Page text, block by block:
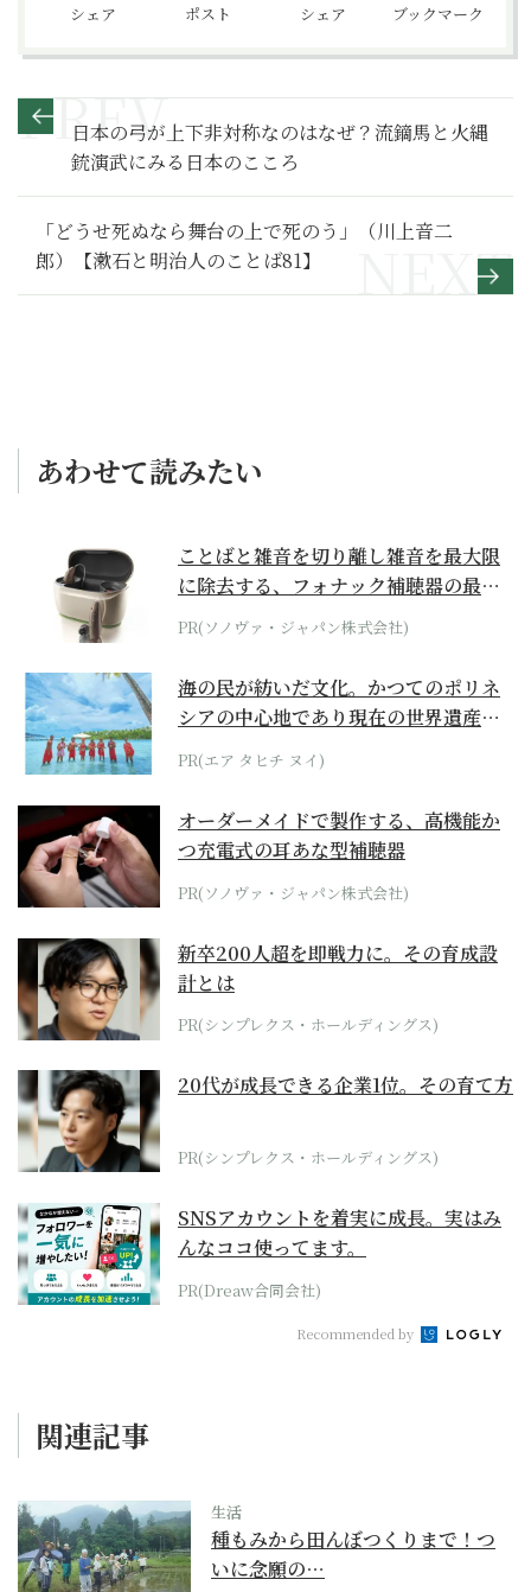
シェア ポスト シェア ブックマーク
日本の弓が上下非対称なのはなぜ？流鏑馬と火縄
銃演武にみる日本のこころ
「どうせ死ぬなら舞台の上で死のう」（川上音二
郎）【漱石と明治人のことば81】
あわせて読みたい
ことばと雑音を切り離し雑音を最大限
に除去する、フォナック補聴器の最上
位モデル
PR(ソノヴァ・ジャパン株式会社)
海の民が紡いだ文化。かつてのポリネ
シアの中心地であり現在の世界遺産か
らみえてくる...
PR(エア タヒチ ヌイ)
オーダーメイドで製作する、高機能か
つ充電式の耳あな型補聴器
PR(ソノヴァ・ジャパン株式会社)
新卒200人超を即戦力に。その育成設
計とは
PR(シンプレクス・ホールディングス)
20代が成長できる企業1位。その育て方
PR(シンプレクス・ホールディングス)
SNSアカウントを着実に成長。実はみ
んなココ使ってます。
PR(Dreaw合同会社)
Recommended by
関連記事
生活
種もみから田んぼつくりまで！つ
いに念願の…